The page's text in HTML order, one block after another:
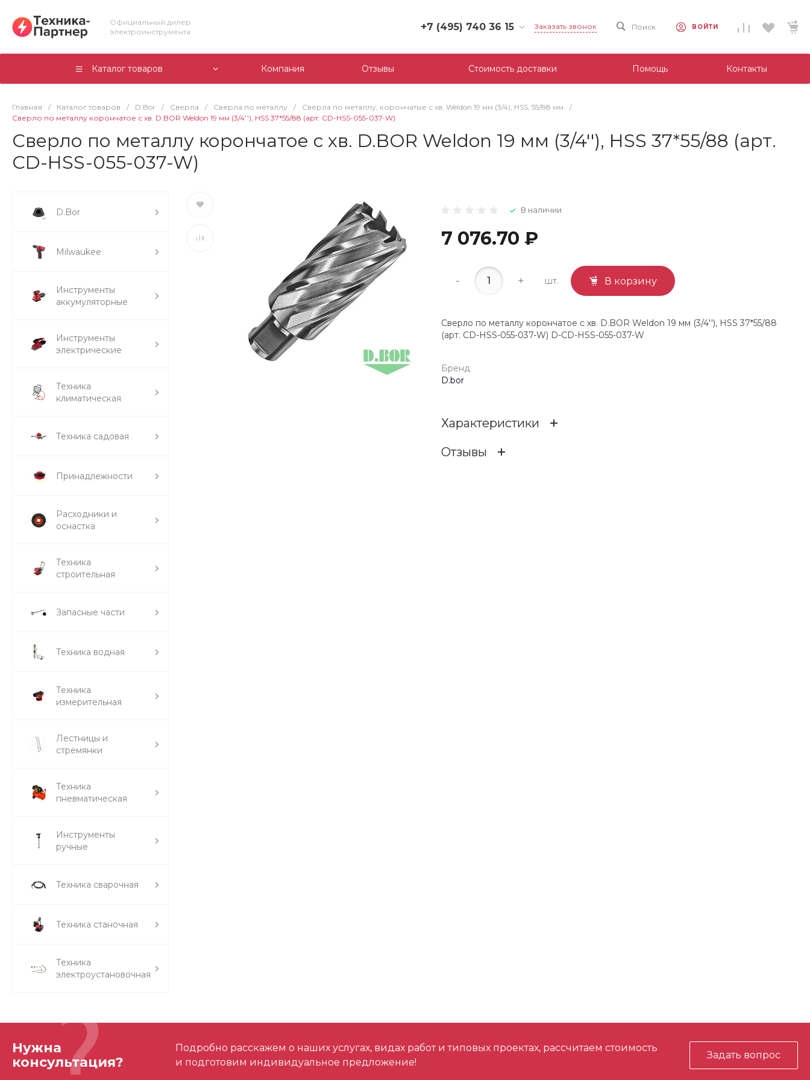
Официальный дилер
электроинструмента
+7 (495) 740 36 15
+7 (495) 740 36 15
г. Москва, Филевский
Заказать звонок Поиск ВОЙТИ
Каталог товаров Компания Отзывы Стоимость доставки Помощь Контакты
Главная / Каталог товаров / D.Bor / Сверла / Сверла по металлу / Сверла по металлу, корончатые с хв. Weldon 19 мм (3/4), HSS, 55/88 мм
/
Сверло по металлу корончатое с хв. D.BOR Weldon 19 мм (3/4''), HSS 37*55/88 (арт. CD-HSS-055-037-W)
Сверло по металлу корончатое с хв. D.BOR Weldon 19 мм (3/4''), HSS 37*55/88 (арт.
CD-HSS-055-037-W)
D.Bor
Milwaukee
Инструменты
аккумуляторные
Инструменты
электрические
Техника
климатическая
Техника садовая
Принадлежности
Расходники и
оснастка
Техника
строительная
Запасные части
Техника водная
Техника
измерительная
Лестницы и
стремянки
Техника
пневматическая
Инструменты
ручные
Техника сварочная
Техника станочная
Техника
электроустановочная
В наличии
7 076.70 ₽
- + шт. В корзину
Сверло по металлу корончатое с хв. D.BOR Weldon 19 мм (3/4''), HSS 37*55/88
(арт. CD-HSS-055-037-W) D-CD-HSS-055-037-W
Бренд
D.bor
Характеристики
Отзывы
Нужна
консультация?
Подробно расскажем о наших услугах, видах работ и типовых проектах, рассчитаем стоимость
и подготовим индивидуальное предложение!
Задать вопрос